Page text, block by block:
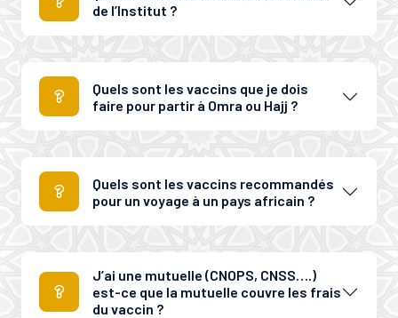
de l’Institut ?
Quels sont les vaccins que je dois
faire pour partir à Omra ou Hajj ?
Quels sont les vaccins recommandés
pour un voyage à un pays africain ?
J’ai une mutuelle (CNOPS, CNSS….)
est-ce que la mutuelle couvre les frais
du vaccin ?